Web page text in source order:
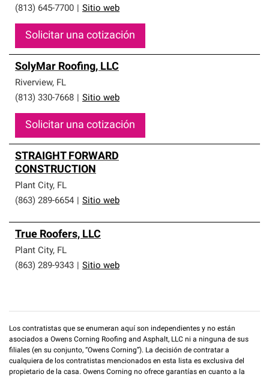
(813) 645-7700
Sitio web
Solicitar una cotización
SolyMar Roofing, LLC
Riverview, FL
(813) 330-7668
Sitio web
Solicitar una cotización
STRAIGHT FORWARD
CONSTRUCTION
Plant City, FL
(863) 289-6654
Sitio web
True Roofers, LLC
Plant City, FL
(863) 289-9343
Sitio web
Los contratistas que se enumeran aquí son independientes y no están
asociados a Owens Corning Roofing and Asphalt, LLC ni a ninguna de sus
filiales (en su conjunto, “Owens Corning”). La decisión de contratar a
cualquiera de los contratistas mencionados en esta lista es exclusiva del
propietario de la casa. Owens Corning no ofrece garantías en cuanto a la